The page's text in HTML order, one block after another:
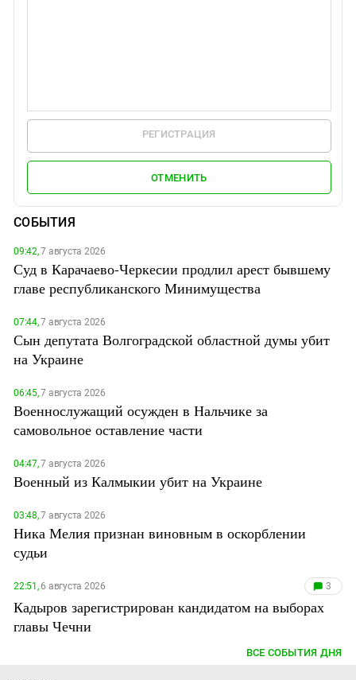
РЕГИСТРАЦИЯ
ОТМЕНИТЬ
СОБЫТИЯ
09:42,7 августа 2026
Суд в Карачаево-Черкесии продлил арест бывшему
главе республиканского Минимущества
07:44,7 августа 2026
Сын депутата Волгоградской областной думы убит
на Украине
06:45,7 августа 2026
Военнослужащий осужден в Нальчике за
самовольное оставление части
04:47,7 августа 2026
Военный из Калмыкии убит на Украине
03:48,7 августа 2026
Ника Мелия признан виновным в оскорблении
судьи
22:51,6 августа 2026 3
Кадыров зарегистрирован кандидатом на выборах
главы Чечни
ВСЕ СОБЫТИЯ ДНЯ